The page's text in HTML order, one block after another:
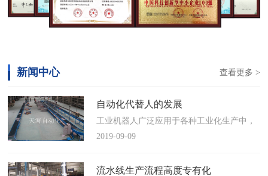
查看更多 >
新闻中心
自动化代替人的发展
工业机器人广泛应用于各种工业化生产中，
慢慢取代工人，做着高强度、重复性、有职
人联合会(IFR)预测，2014年中国将成为全球
2019-09-09
流水线生产流程高度专有化